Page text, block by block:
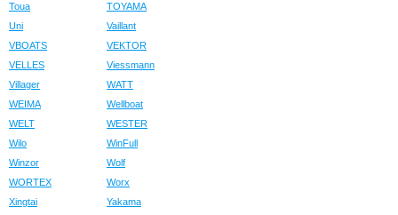
Toua
TOYAMA
Uni
Vaillant
VBOATS
VEKTOR
VELLES
Viessmann
Villager
WATT
WEIMA
Wellboat
WELT
WESTER
Wilo
WinFull
Winzor
Wolf
WORTEX
Worx
Xingtai
Yakama